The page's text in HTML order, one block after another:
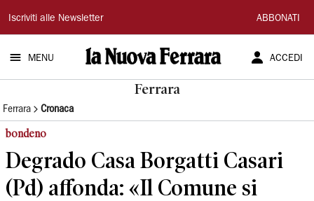
La
Nuova
Ferrara
Iscriviti alle Newsletter ABBONATI
MENU ACCEDI
Ferrara
Ferrara Cronaca
bondeno
Degrado Casa Borgatti Casari
(Pd) affonda: «Il Comune si